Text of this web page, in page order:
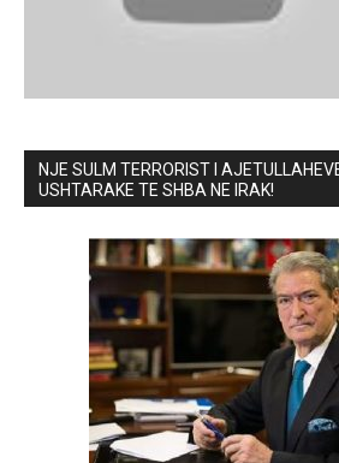
NJE SULM TERRORIST I
USHTARAKE TE SHBA NE IRAK!